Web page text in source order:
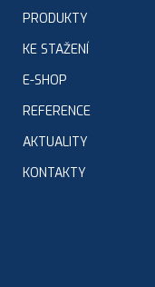
PRODUKTY
KE STAŽENÍ
E-SHOP
REFERENCE
AKTUALITY
KONTAKTY